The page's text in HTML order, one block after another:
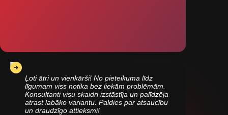
Ļoti ātri un vienkārši! No pieteikuma līdz
līgumam viss notika bez liekām problēmām.
Konsultanti visu skaidri izstāstīja un palīdzēja
atrast labāko variantu. Paldies par atsaucību
un draudzīgo attieksmi!